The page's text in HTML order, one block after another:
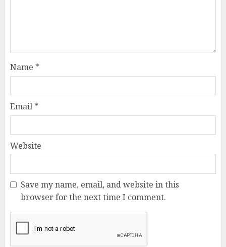
Name *
Email *
Website
Save my name, email, and website in this
browser for the next time I comment.